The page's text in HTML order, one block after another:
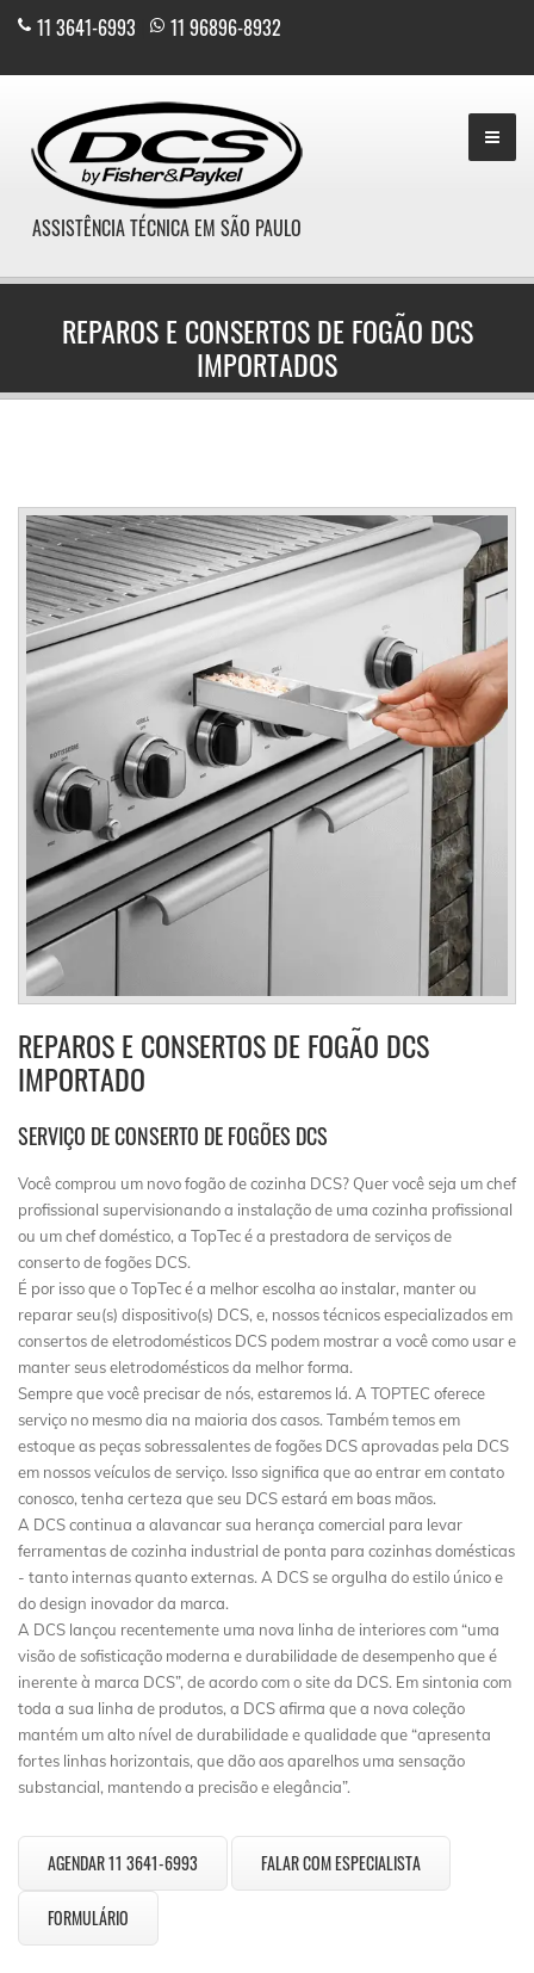
11 3641-6993 11 96896-8932
ASSISTÊNCIA TÉCNICA EM SÃO PAULO
REPAROS E CONSERTOS DE FOGÃO DCS
IMPORTADOS
REPAROS E CONSERTOS DE FOGÃO DCS
IMPORTADO
SERVIÇO DE CONSERTO DE FOGÕES DCS
Você comprou um novo fogão de cozinha DCS? Quer você seja um chef
profissional supervisionando a instalação de uma cozinha profissional
ou um chef doméstico, a TopTec é a prestadora de serviços de
conserto de fogões DCS.
É por isso que o TopTec é a melhor escolha ao instalar, manter ou
reparar seu(s) dispositivo(s) DCS, e, nossos técnicos especializados em
consertos de eletrodomésticos DCS podem mostrar a você como usar e
manter seus eletrodomésticos da melhor forma.
Sempre que você precisar de nós, estaremos lá. A TOPTEC oferece
serviço no mesmo dia na maioria dos casos. Também temos em
estoque as peças sobressalentes de fogões DCS aprovadas pela DCS
em nossos veículos de serviço. Isso significa que ao entrar em contato
conosco, tenha certeza que seu DCS estará em boas mãos.
A DCS continua a alavancar sua herança comercial para levar
ferramentas de cozinha industrial de ponta para cozinhas domésticas
- tanto internas quanto externas. A DCS se orgulha do estilo único e
do design inovador da marca.
A DCS lançou recentemente uma nova linha de interiores com “uma
visão de sofisticação moderna e durabilidade de desempenho que é
inerente à marca DCS”, de acordo com o site da DCS. Em sintonia com
toda a sua linha de produtos, a DCS afirma que a nova coleção
mantém um alto nível de durabilidade e qualidade que “apresenta
fortes linhas horizontais, que dão aos aparelhos uma sensação
substancial, mantendo a precisão e elegância”.
AGENDAR 11 3641-6993 FALAR COM ESPECIALISTA
FORMULÁRIO